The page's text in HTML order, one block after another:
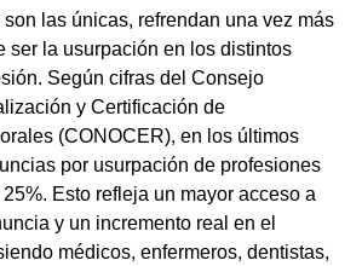
las únicas, refrendan una vez más
ser la usurpación en los distintos
Según cifras del Consejo
y Certificación de
(CONOCER), en los últimos
por usurpación de profesiones
Esto refleja un mayor acceso a
y un incremento real en el
médicos, enfermeros, dentistas,